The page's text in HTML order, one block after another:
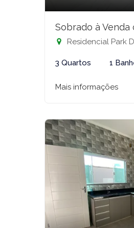
Sobrado à Venda
Residencial Park
3 Quartos 1
Mais informações